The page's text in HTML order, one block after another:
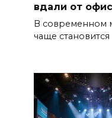
вдали от
В современном
чаще становится